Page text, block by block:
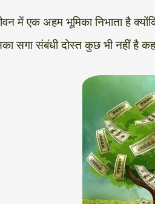
में एक अहम भूमिका निभाता है
सगा संबंधी दोस्त कुछ भी नहीं है